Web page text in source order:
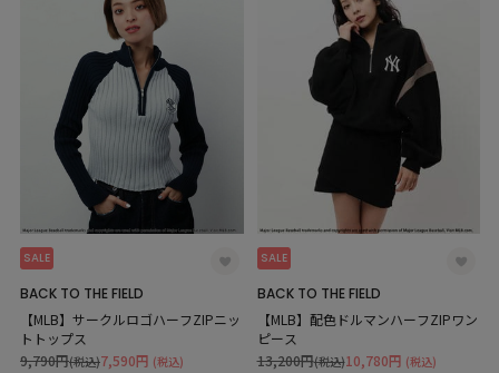
SALE
BACK TO THE FIELD
【MLB】サークルロゴハーフZIPニッ
トトップス
7,590円 (税込)
9,790円(税込)
SALE
BACK TO THE FIELD
【MLB】配色ドルマンハーフZIPワン
ピース
10,780円 (税込)
13,200円(税込)